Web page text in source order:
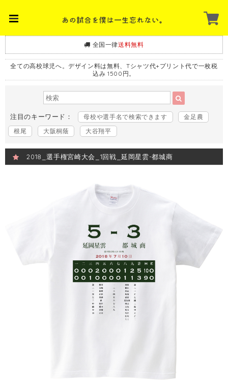
全国一律送料無料
全ての高校球児へ。デザイン料は無料、Tシャツ代+プリント代で一枚税
込み 1500円。
注目のキーワード： 母校や選手名で検索できます
金足農
根尾
大阪桐蔭 大谷翔平
2018_選手権宮崎大会_1回戦_延岡星雲-都城商